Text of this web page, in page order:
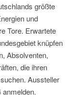
größte
und
Tore. Erwartete
knüpfen
Absolventen,
die ihren
Aussteller